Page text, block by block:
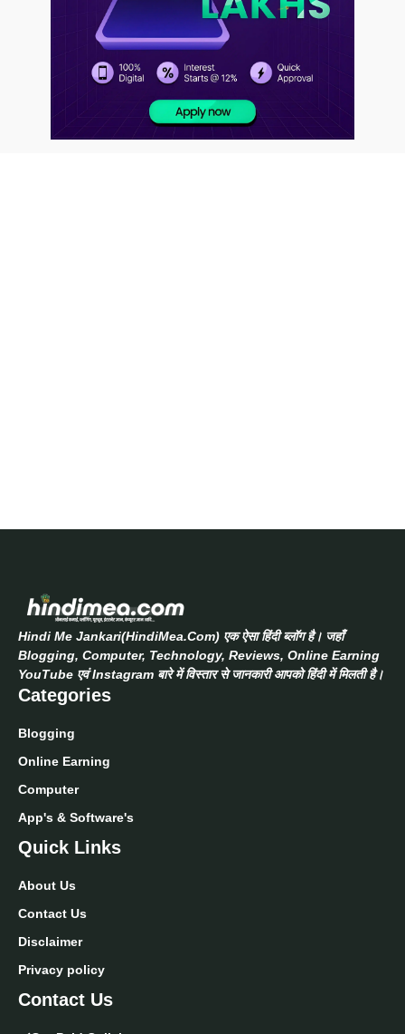
Hindi Me Jankari(HindiMea.Com) एक ऐसा हिंदी ब्लॉग है। जहाँ
Blogging, Computer, Technology, Reviews, Online Earning
YouTube एवं Instagram बारे में विस्तार से जानकारी आपको हिंदी में मिलती है।
Categories
Blogging
Online Earning
Computer
App's & Software's
Quick Links
About Us
Contact Us
Disclaimer
Privacy policy
Contact Us